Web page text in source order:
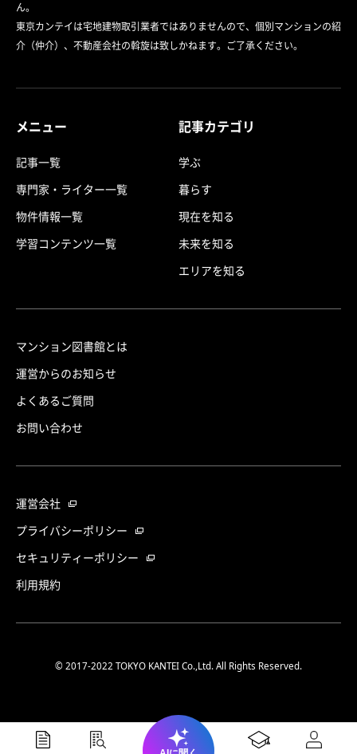
ん。
東京カンテイは宅地建物取引業者ではありませんので、個別マンションの紹
介（仲介）、不動産会社の斡旋は致しかねます。ご了承ください。
メニュー
記事一覧
専門家・ライター一覧
物件情報一覧
学習コンテンツ一覧
記事カテゴリ
学ぶ
暮らす
現在を知る
未来を知る
エリアを知る
マンション図書館とは
運営からのお知らせ
よくあるご質問
お問い合わせ
運営会社
プライバシーポリシー
セキュリティーポリシー
利用規約
© 2017-2022 TOKYO KANTEI Co.,Ltd. All Rights Reserved.